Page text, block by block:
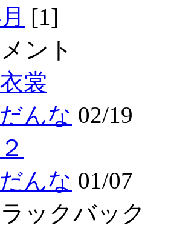
[1]
ント
裳
んな 02/19
んな 01/07
ックバック